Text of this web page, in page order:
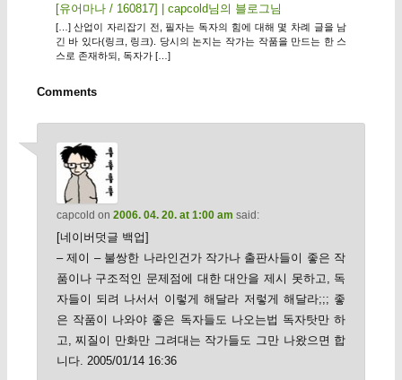
[유어마나 / 160817] | capcold님의 블로그님
[…] 산업이 자리잡기 전, 필자는 독자의 힘에 대해 몇 차례 글을 남
긴 바 있다(링크, 링크). 당시의 논지는 작가는 작품을 만드는 한 스
스로 존재하되, 독자가 […]
Comments
capcold on 2006. 04. 20. at 1:00 am said:
[네이버덧글 백업]
– 제이 – 불쌍한 나라인건가 작가나 출판사들이 좋은 작
품이나 구조적인 문제점에 대한 대안을 제시 못하고, 독
자들이 되려 나서서 이렇게 해달라 저렇게 해달라;;; 좋
은 작품이 나와야 좋은 독자들도 나오는법 독자탓만 하
고, 찌질이 만화만 그려대는 작가들도 그만 나왔으면 합
니다. 2005/01/14 16:36